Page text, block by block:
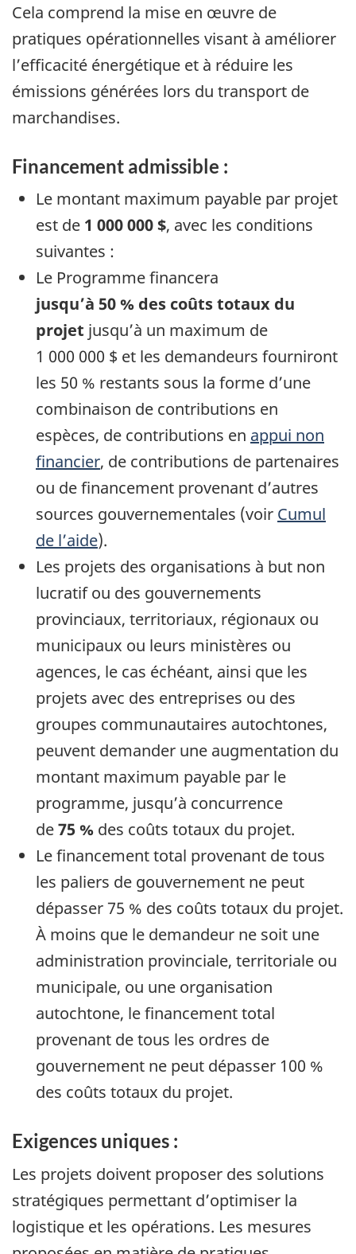
Cela comprend la mise en œuvre de
pratiques opérationnelles visant à améliorer
l’efficacité énergétique et à réduire les
émissions générées lors du transport de
marchandises.
Financement admissible :
Le montant maximum payable par projet
est de 1 000 000 $, avec les conditions
suivantes :
Le Programme financera
jusqu’à 50 % des coûts totaux du
projet jusqu’à un maximum de
1 000 000 $ et les demandeurs fourniront
les 50 % restants sous la forme d’une
combinaison de contributions en
espèces, de contributions en appui non
financier, de contributions de partenaires
ou de financement provenant d’autres
sources gouvernementales (voir Cumul
de l’aide).
Les projets des organisations à but non
lucratif ou des gouvernements
provinciaux, territoriaux, régionaux ou
municipaux ou leurs ministères ou
agences, le cas échéant, ainsi que les
projets avec des entreprises ou des
groupes communautaires autochtones,
peuvent demander une augmentation du
montant maximum payable par le
programme, jusqu’à concurrence
de75 % des coûts totaux du projet.
Le financement total provenant de tous
les paliers de gouvernement ne peut
dépasser 75 % des coûts totaux du projet.
À moins que le demandeur ne soit une
administration provinciale, territoriale ou
municipale, ou une organisation
autochtone, le financement total
provenant de tous les ordres de
gouvernement ne peut dépasser 100 %
des coûts totaux du projet.
Exigences uniques :
Les projets doivent proposer des solutions
stratégiques permettant d’optimiser la
logistique et les opérations. Les mesures